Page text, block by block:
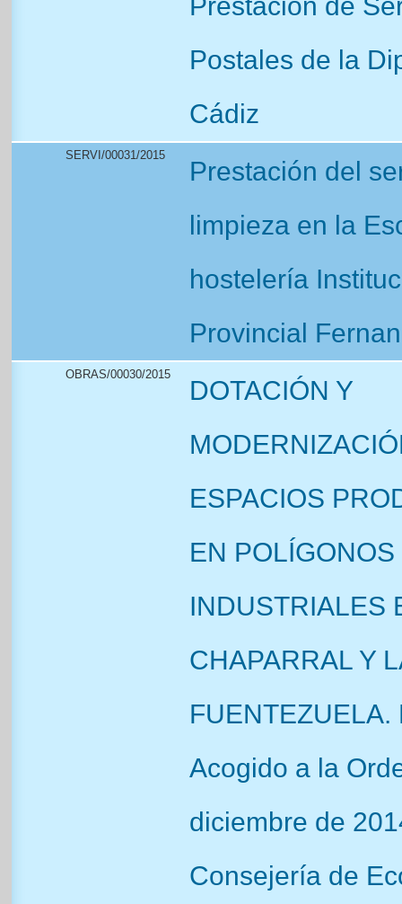
Postales de la
Cádiz
SERVI/00031/2015
Prestación del
limpieza en la
hostelería
Provincial
OBRAS/00030/2015
DOTACIÓN Y
ESPACIOS
EN POLÍGONOS
INDUSTRIALES
CHAPARRAL Y
FUENTEZUELA.
Acogido a la
diciembre de
Consejería de